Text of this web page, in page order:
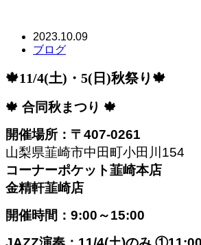
2023.10.09
ブログ
🍁11/4(土)・5(日)秋祭り🍁
🍁 合同秋まつり 🍁
開催場所：〒407-0261
山梨県韮崎市中田町小田川154
コーナーポケット韮崎本店
金精軒韮崎店
開催時間：9:00～15:00